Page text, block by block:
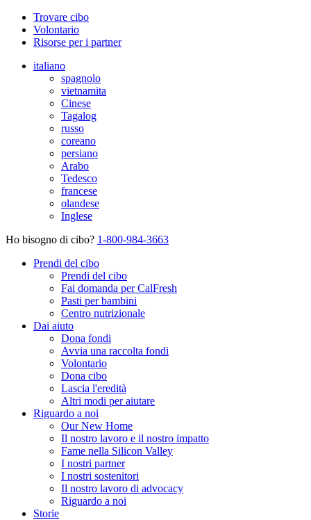
Trovare cibo
Volontario
Risorse per i partner
italiano
spagnolo
vietnamita
Cinese
Tagalog
russo
coreano
persiano
Arabo
Tedesco
francese
olandese
Inglese
Ho bisogno di cibo? 1-800-984-3663
Prendi del cibo
Prendi del cibo
Fai domanda per CalFresh
Pasti per bambini
Centro nutrizionale
Dai aiuto
Dona fondi
Avvia una raccolta fondi
Volontario
Dona cibo
Lascia l'eredità
Altri modi per aiutare
Riguardo a noi
Our New Home
Il nostro lavoro e il nostro impatto
Fame nella Silicon Valley
I nostri partner
I nostri sostenitori
Il nostro lavoro di advocacy
Riguardo a noi
Storie